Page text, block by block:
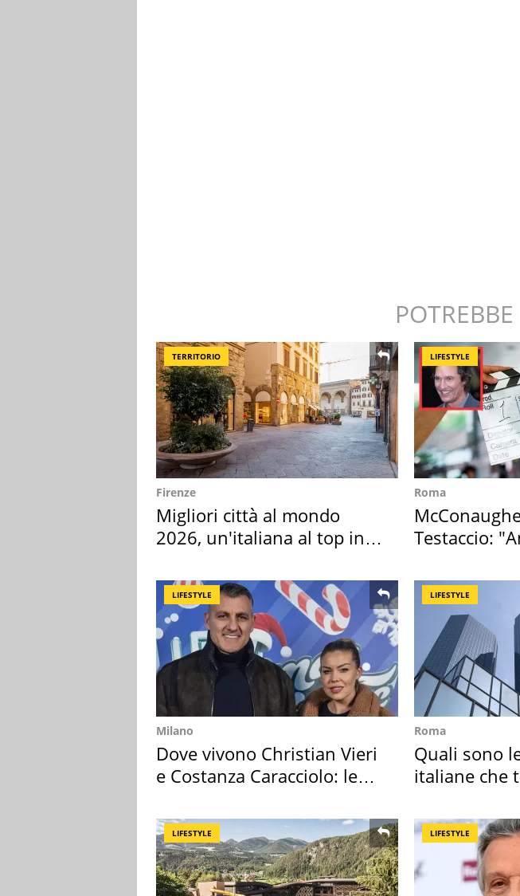
TERRITORIO
Firenze
Migliori città al mondo
2026, un'italiana al top in
LIFESTYLE
Roma
Testaccio:
LIFESTYLE
Milano
Dove vivono Christian Vieri
e Costanza Caracciolo: le
LIFESTYLE
Roma
Quali sono
italiane che
LIFESTYLE LIFESTYLE